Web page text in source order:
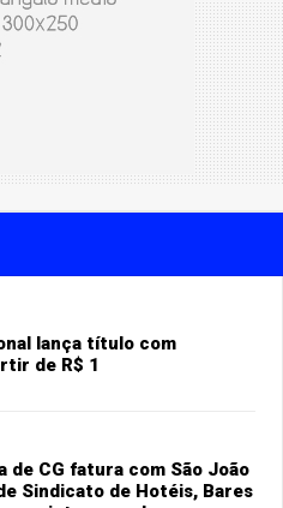
lança título com
de R$ 1
de CG fatura com São João
Sindicato de Hotéis, Bares